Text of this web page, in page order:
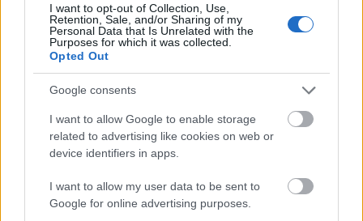
I want to opt-out of Collection, Use,
Retention, Sale, and/or Sharing of my
Personal Data that Is Unrelated with the
Purposes for which it was collected.
Opted Out
Google consents
I want to allow Google to enable storage
related to advertising like cookies on web or
device identifiers in apps.
I want to allow my user data to be sent to
Google for online advertising purposes.
έκλεισε στο πορτμπαγκάζ
Ο πιο δυνατός ήχος που έχει καταγραφεί στη
Γη: Έφτασε τα 310 ντεσιμπέλ και ακούστηκε
4.800 χιλιόμετρα μακριά
προστατευμένο ποτάμι: Θα πληρώσει 700.000
ευρώ και η ζημιά θα αποκατασταθεί σε 30